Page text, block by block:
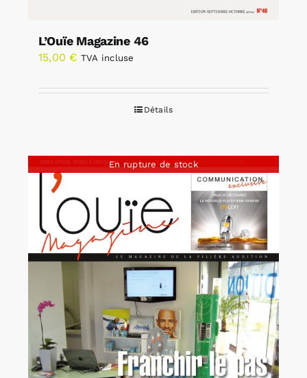
L’Ouïe Magazine 46
15,00 € TVA incluse
Détails
En rupture de stock